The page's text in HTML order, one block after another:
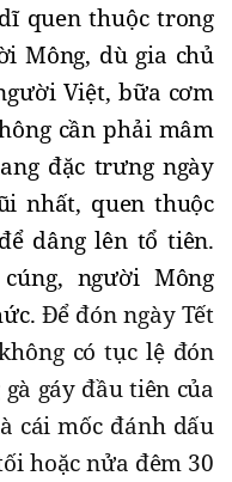
quen thuộc trong
Mông, dù gia chủ
Việt, bữa cơm
cần phải mâm
đặc trưng ngày
nhất, quen thuộc
dâng lên tổ tiên.
người Mông
Để đón ngày Tết
có tục lệ đón
gáy đầu tiên của
cái mốc đánh dấu
hoặc nửa đêm 30